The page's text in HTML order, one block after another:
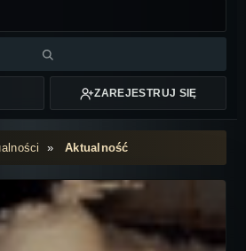
ZAREJESTRUJ SIĘ
»Aktualność